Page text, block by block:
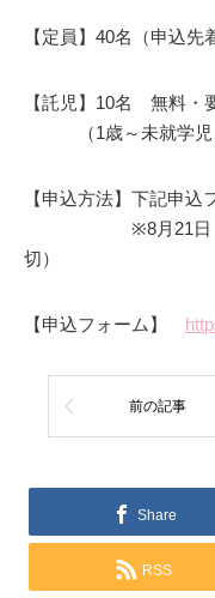
【定員】40名（申込先
【託児】10名 無料・
（1歳～未就学児、
【申込方法】下記申込
※8月21日（水曜
切）
【申込フォーム】
前の記事
Share
RSS